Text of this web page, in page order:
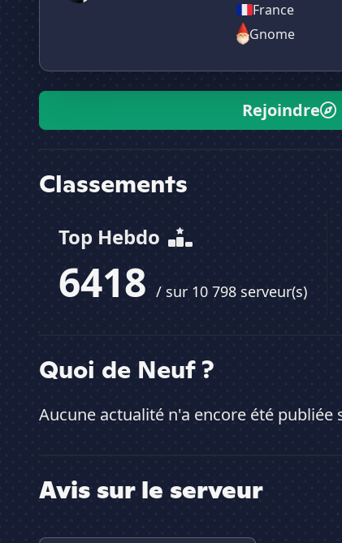
France
Gnome
Rejoindre
Classements
Top Hebdo
6418 / sur 10 798 serveur(s)
Quoi de Neuf ?
Aucune actualité n'a encore été publiée
Avis sur le serveur